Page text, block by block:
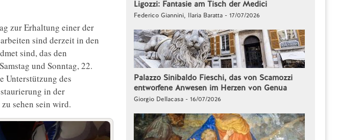
zur Erhaltung einer der
sind derzeit in den
sind, das den
und Sonntag, 22.
Unterstützung des
in der
sehen sein wird.
Ligozzi: Fantasie am Tisch der Medici
Federico Giannini, Ilaria Baratta - 17/07/2026
Palazzo Sinibaldo Fieschi, das von Scamozzi
entworfene Anwesen im Herzen von Genua
Giorgio Dellacasa - 16/07/2026